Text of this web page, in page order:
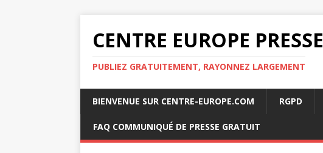
CENTRE EUROPE PRESSE
PUBLIEZ GRATUITEMENT, RAYONNEZ LARGEMENT
BIENVENUE SUR CENTRE-EUROPE.COM RGPD
FAQ COMMUNIQUÉ DE PRESSE GRATUIT